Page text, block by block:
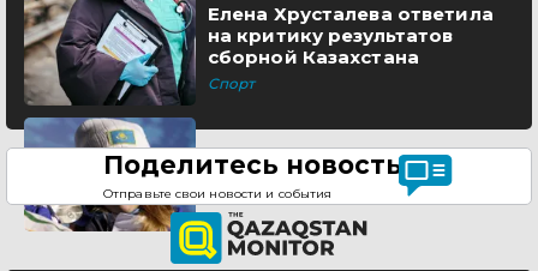
Елена Хрусталева ответила
на критику результатов
сборной Казахстана
Спорт
Поделитесь новостью
Отправьте свои новости и события